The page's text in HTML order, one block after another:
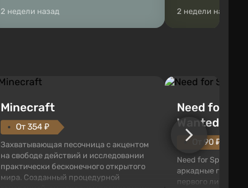
2 недели назад 2 недели назад
Minecraft
От 354 ₽
Захватывающая песочница с акцентом
на свободе действий и исследовании
практически бесконечного открытого
мира. Созданный процедурной
Need for
Wanted
От 90 ₽
Need for Speed:
аркадные гонки с
первого лица. В